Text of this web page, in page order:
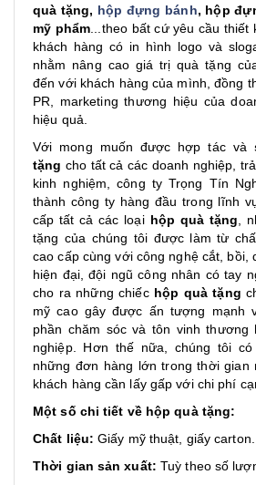
quà tặng, hộp đựng bánh, hộp
mỹ phẩm ...theo bất cứ yêu cầu
khách hàng có in hình logo và
nhằm nâng cao giá trị quà tặng
đến với khách hàng của mình, đồng
PR, marketing thương hiệu của
hiệu quả.
Với mong muốn được hợp tác và
tặng cho tất cả các doanh nghiệp,
kinh nghiệm, công ty Trọng Tín
thành công ty hàng đầu trong lĩnh
cấp tất cả các loại hộp quà tặng ,
tặng của chúng tôi được làm từ
cao cấp cùng với công nghệ cắt, bồi,
hiện đại, đội ngũ công nhân có tay
cho ra những chiếchộp quà tặng
mỹ cao gây được ấn tượng mạnh
phần chăm sóc và tôn vinh thương
nghiệp. Hơn thế nữa, chúng tôi
những đơn hàng lớn trong thời gian
khách hàng cần lấy gấp với chi phí
Một số chi tiết về hộp quà tặng:
Chất liệu: Giấy mỹ thuật, giấy carton...
Thời gian sản xuất: Tuỳ theo số